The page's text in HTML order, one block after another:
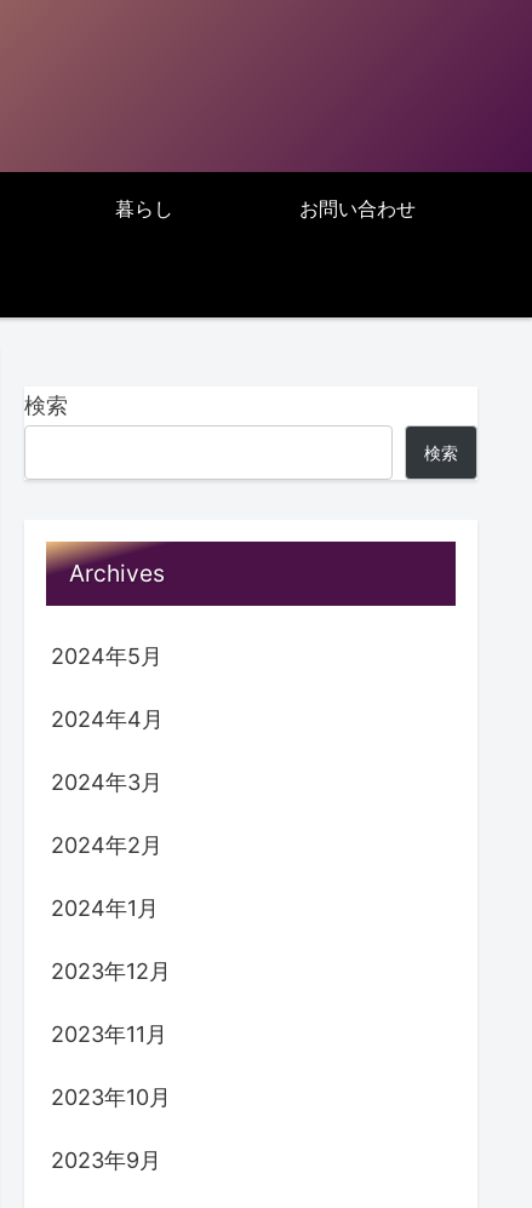
暮らし お問い合わせ
検索
検索
Archives
2024年5月
2024年4月
2024年3月
2024年2月
2024年1月
2023年12月
2023年11月
2023年10月
2023年9月